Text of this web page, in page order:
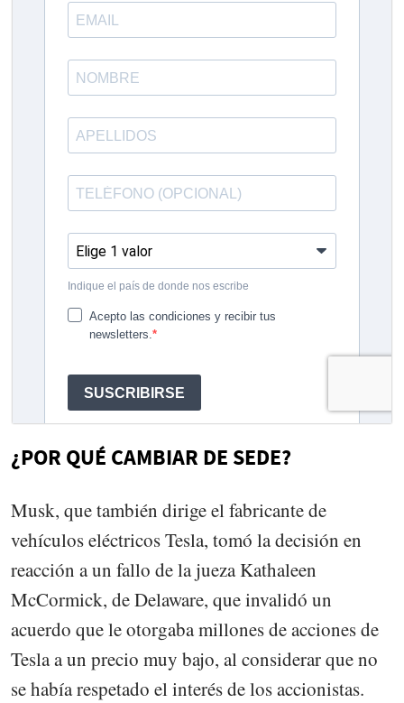
¿POR QUÉ CAMBIAR DE SEDE?
Musk, que también dirige el fabricante de
vehículos eléctricos Tesla, tomó la decisión en
reacción a un fallo de la jueza Kathaleen
McCormick, de Delaware, que invalidó un
acuerdo que le otorgaba millones de acciones de
Tesla a un precio muy bajo, al considerar que no
se había respetado el interés de los accionistas.